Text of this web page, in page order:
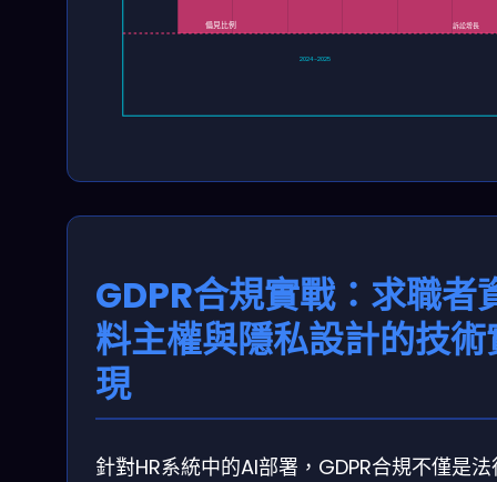
偏見比例 訴訟增長
2024-2025
GDPR合規實戰：求職者
料主權與隱私設計的技術
現
針對HR系統中的AI部署，GDPR合規不僅是